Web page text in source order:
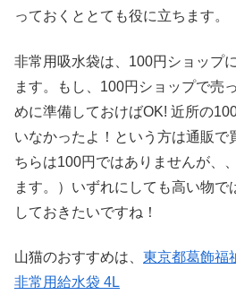
っておくととても役に立ちます。
非常用吸水袋は、100円ショップ
ます。もし、100円ショップで売
めに準備しておけばOK! 近所の
いなかったよ！という方は通販で
ちらは100円ではありませんが、
ます。）いずれにしても高い物
しておきたいですね！
山猫のおすすめは、 東京都葛飾福
非常用給水袋 4L